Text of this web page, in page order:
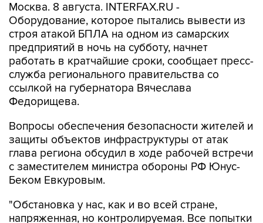
Москва. 8 августа. INTERFAX.RU -
Оборудование, которое пытались вывести из
строя атакой БПЛА на одном из самарских
предприятий в ночь на субботу, начнет
работать в кратчайшие сроки, сообщает пресс-
служба регионального правительства со
ссылкой на губернатора Вячеслава
Федорищева.
Вопросы обеспечения безопасности жителей и
защиты объектов инфраструктуры от атак
глава региона обсудил в ходе рабочей встречи
с заместителем министра обороны РФ Юнус-
Беком Евкуровым.
"Обстановка у нас, как и во всей стране,
напряженная, но контролируемая. Все попытки